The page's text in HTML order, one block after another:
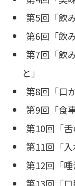
第5回「飲
第6回「飲
第7回「飲
と」
第8回「口
第9回「食
第10回「舌
第11回「
第12回「唾
第13回「口